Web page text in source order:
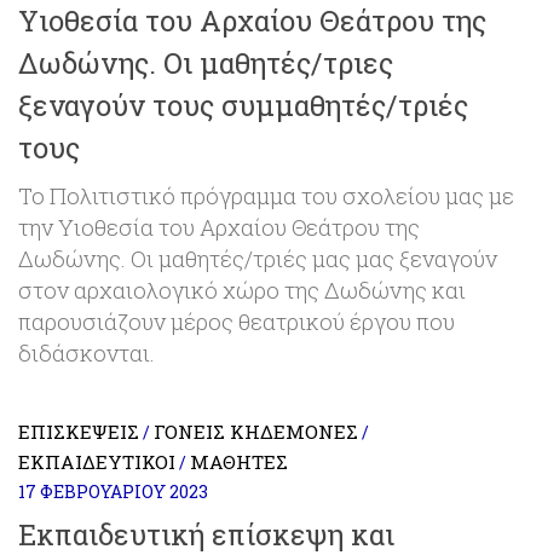
Υιοθεσία του Αρχαίου Θεάτρου της
Δωδώνης. Οι μαθητές/τριες
ξεναγούν τους συμμαθητές/τριές
τους
Το Πολιτιστικό πρόγραμμα του σχολείου μας με
την Υιοθεσία του Αρχαίου Θεάτρου της
Δωδώνης. Οι μαθητές/τριές μας μας ξεναγούν
στον αρχαιολογικό χώρο της Δωδώνης και
παρουσιάζουν μέρος θεατρικού έργου που
διδάσκονται.
ΕΠΙΣΚΈΨΕΙΣ / ΓΟΝΕΊΣ ΚΗΔΕΜΌΝΕΣ /
ΕΚΠΑΙΔΕΥΤΙΚΟΊ / ΜΑΘΗΤΈΣ
17 ΦΕΒΡΟΥΑΡΊΟΥ 2023
Εκπαιδευτική επίσκεψη και